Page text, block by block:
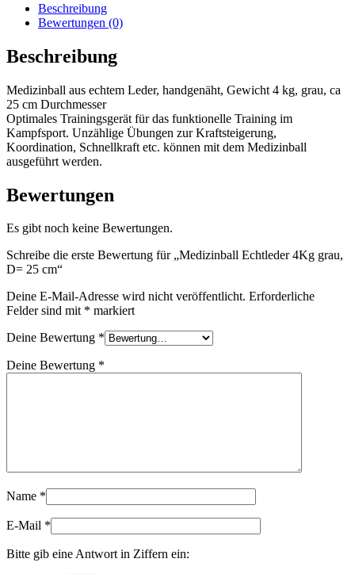
Menge
Beschreibung
Bewertungen (0)
Beschreibung
Medizinball aus echtem Leder, handgenäht, Gewicht 4 kg, grau, ca
25 cm Durchmesser
Optimales Trainingsgerät für das funktionelle Training im
Kampfsport. Unzählige Übungen zur Kraftsteigerung,
Koordination, Schnellkraft etc. können mit dem Medizinball
ausgeführt werden.
Bewertungen
Es gibt noch keine Bewertungen.
Schreibe die erste Bewertung für „Medizinball Echtleder 4Kg grau,
D= 25 cm“
Deine E-Mail-Adresse wird nicht veröffentlicht. Erforderliche
Felder sind mit * markiert
Deine Bewertung *
Deine Bewertung *
Name *
E-Mail *
Bitte gib eine Antwort in Ziffern ein: